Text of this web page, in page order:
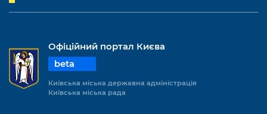
Офіційний портал Києва
beta
Київська міська державна адміністрація
Київська міська рада